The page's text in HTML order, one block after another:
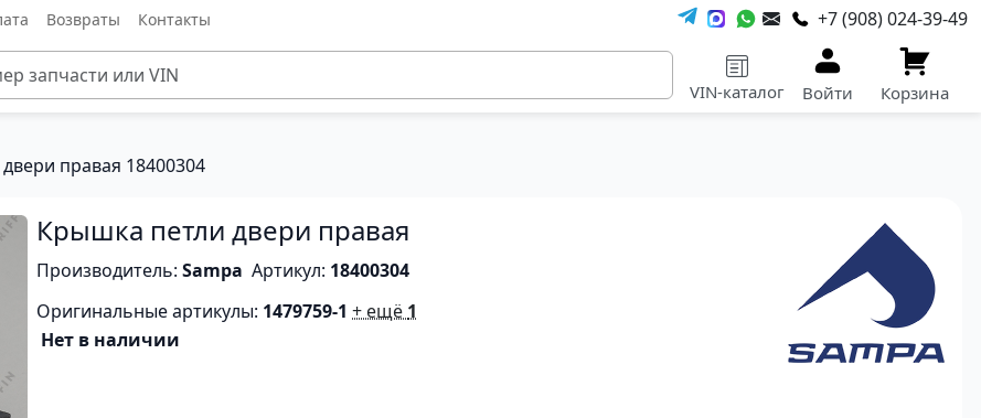
Возвраты Контакты +7 (908) 024-39-49
VIN-каталог Войти Корзина
правая 18400304
Крышка петли двери правая
Производитель:Sampa Артикул: 18400304
Оригинальные артикулы: 1479759-1 + ещё 1
Нет в наличии